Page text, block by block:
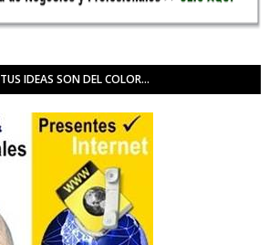
TUS IDEAS SON DEL COLOR...